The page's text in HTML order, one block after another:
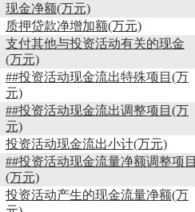
现金净额(万元)
质押贷款净增加额(万元)
支付其他与投资活动有关的现金
(万元)
##投资活动现金流出特殊项目(万
元)
##投资活动现金流出调整项目(万
元)
投资活动现金流出小计(万元)
##投资活动现金流量净额调整项目
(万元)
投资活动产生的现金流量净额(万